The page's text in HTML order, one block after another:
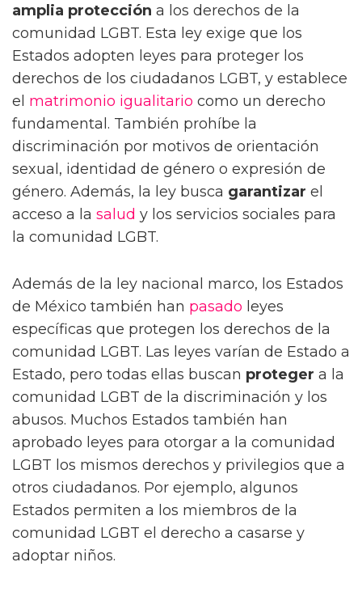
amplia protección a los derechos de la
comunidad LGBT. Esta ley exige que los
Estados adopten leyes para proteger los
derechos de los ciudadanos LGBT, y establece
el matrimonio igualitario como un derecho
fundamental. También prohíbe la
discriminación por motivos de orientación
sexual, identidad de género o expresión de
género. Además, la ley busca garantizar el
acceso a la salud y los servicios sociales para
la comunidad LGBT.
Además de la ley nacional marco, los Estados
de México también han pasado leyes
específicas que protegen los derechos de la
comunidad LGBT. Las leyes varían de Estado a
Estado, pero todas ellas buscan proteger a la
comunidad LGBT de la discriminación y los
abusos. Muchos Estados también han
aprobado leyes para otorgar a la comunidad
LGBT los mismos derechos y privilegios que a
otros ciudadanos. Por ejemplo, algunos
Estados permiten a los miembros de la
comunidad LGBT el derecho a casarse y
adoptar niños.